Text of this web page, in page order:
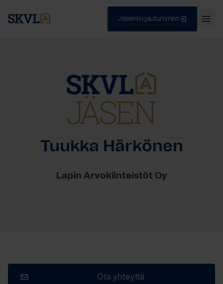
Jäsenkirjautuminen
Tuukka Härkönen
Lapin Arvokiinteistöt Oy
Ota yhteyttä